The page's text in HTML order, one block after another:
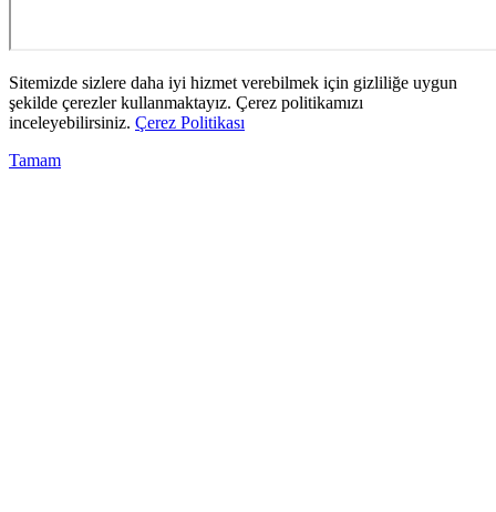
Sitemizde sizlere daha iyi hizmet verebilmek için gizliliğe uygun
şekilde çerezler kullanmaktayız. Çerez politikamızı
inceleyebilirsiniz. Çerez Politikası
Tamam